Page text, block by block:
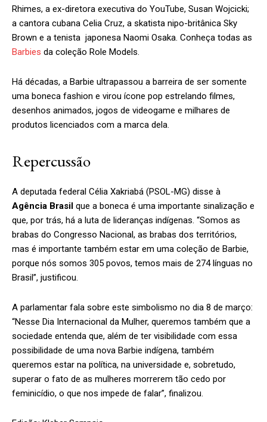
Rhimes, a ex-diretora executiva do YouTube, Susan Wojcicki;
a cantora cubana Celia Cruz, a skatista nipo-britânica Sky
Brown e a tenista japonesa Naomi Osaka. Conheça todas as
Barbies da coleção Role Models.
Há décadas, a Barbie ultrapassou a barreira de ser somente
uma boneca fashion e virou ícone pop estrelando filmes,
desenhos animados, jogos de videogame e milhares de
produtos licenciados com a marca dela.
Repercussão
A deputada federal Célia Xakriabá (PSOL-MG) disse à
Agência Brasil que a boneca é uma importante sinalização e
que, por trás, há a luta de lideranças indígenas. “Somos as
brabas do Congresso Nacional, as brabas dos territórios,
mas é importante também estar em uma coleção de Barbie,
porque nós somos 305 povos, temos mais de 274 línguas no
Brasil”, justificou.
A parlamentar fala sobre este simbolismo no dia 8 de março:
“Nesse Dia Internacional da Mulher, queremos também que a
sociedade entenda que, além de ter visibilidade com essa
possibilidade de uma nova Barbie indígena, também
queremos estar na política, na universidade e, sobretudo,
superar o fato de as mulheres morrerem tão cedo por
feminicídio, o que nos impede de falar”, finalizou.